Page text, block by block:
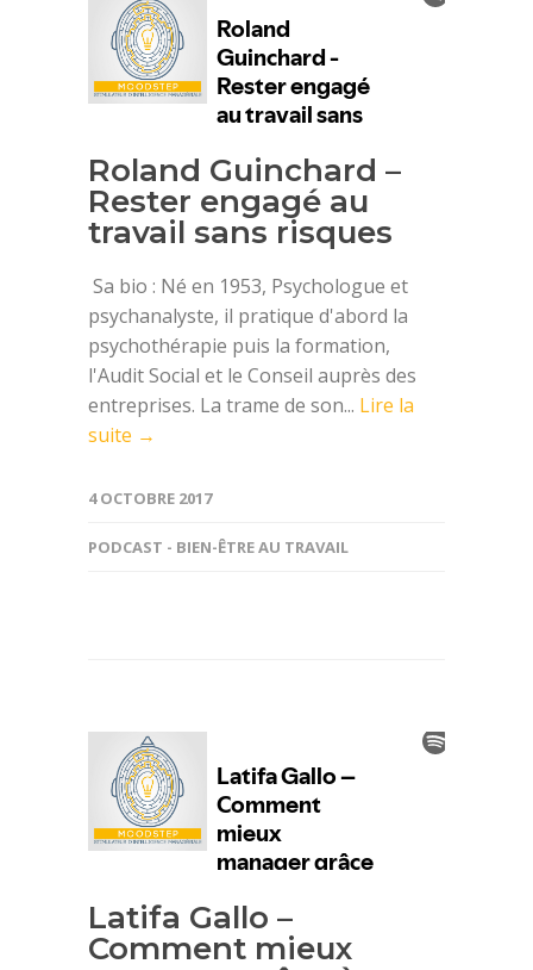
Roland Guinchard –
Rester engagé au
travail sans risques
Sa bio : Né en 1953, Psychologue et
psychanalyste, il pratique d'abord la
psychothérapie puis la formation,
l'Audit Social et le Conseil auprès des
entreprises. La trame de son... Lire la
suite →
4 OCTOBRE 2017
PODCAST - BIEN-ÊTRE AU TRAVAIL
Latifa Gallo –
Comment mieux